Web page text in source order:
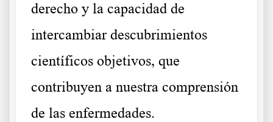
derecho y la capacidad de
intercambiar descubrimientos
científicos objetivos, que
contribuyen a nuestra comprensión
de las enfermedades.